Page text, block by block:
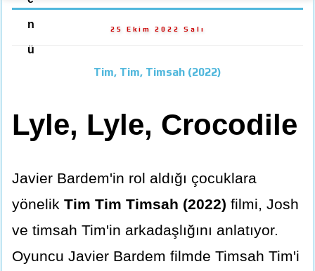
n
ü
25 Ekim 2022 Salı
Tim, Tim, Timsah (2022)
Lyle, Lyle, Crocodile
Javier Bardem'in rol aldığı çocuklara
yönelik Tim Tim Timsah (2022) filmi, Josh
ve timsah Tim'in arkadaşlığını anlatıyor.
Oyuncu Javier Bardem filmde Timsah Tim'i